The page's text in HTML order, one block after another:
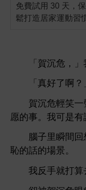
免費試用 30 天，
鬆打造居家運動習
「賀沉危，」
「真好
啊？
賀沉危
笑
愿
事。
子里瞬
回
恥
話
景。
反
就打算